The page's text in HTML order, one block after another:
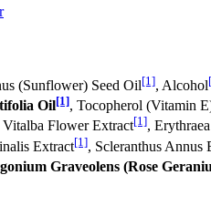
(Sunflower) Seed Oil[1], Alcohol
Oil[1], Tocopherol (Vitamin
Vitalba Flower Extract[1],
Extract[1], Scleranthus Annus
Graveolens (Rose